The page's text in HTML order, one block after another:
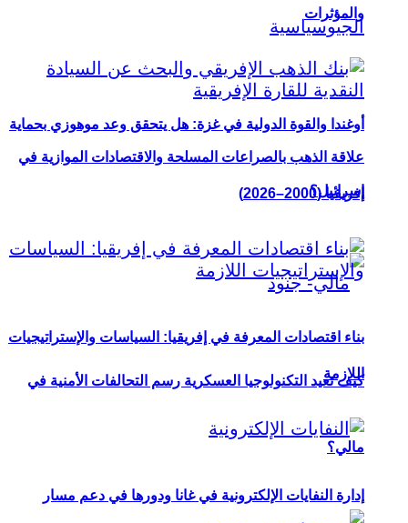
أوغندا والقوة الدولية في غزة: هل يتحقق وعد موهوزي بحماية
إسرائيل؟
كيف تعيد التكنولوجيا العسكرية رسم التحالفات الأمنية في
مالي؟
والمؤثرات
علاقة الذهب بالصراعات المسلحة والاقتصادات الموازية في
إفريقيا (2000–2026)
بناء اقتصادات المعرفة في إفريقيا: السياسات والإستراتيجيات
اللازمة
إدارة النفايات الإلكترونية في غانا ودورها في دعم مسار